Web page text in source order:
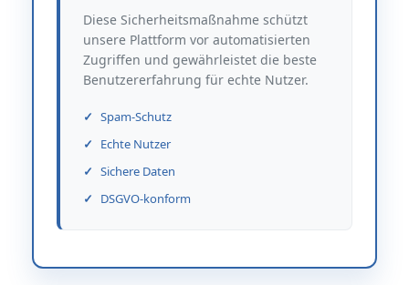
Diese Sicherheitsmaßnahme schützt
unsere Plattform vor automatisierten
Zugriffen und gewährleistet die beste
Benutzererfahrung für echte Nutzer.
Spam-Schutz
Echte Nutzer
Sichere Daten
DSGVO-konform